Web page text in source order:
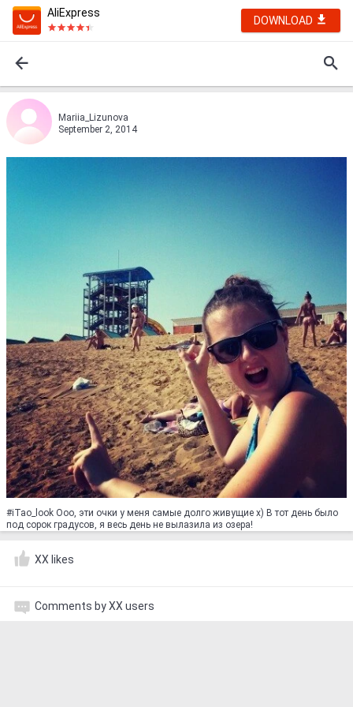
AliExpress
DOWNLOAD
Mariia_Lizunova
September 2, 2014
#iTao_look Ооо, эти очки у меня самые долго живущие х) В тот день было
под сорок градусов, я весь день не вылазила из озера!
XX likes
Comments by XX users